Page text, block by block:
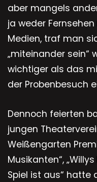
aber mangels
ja weder
Medien, traf man
„miteinander sein“
wichtiger als das
der Probenbesuch
Dennoch feierten
jungen
Weißengarten
Musikanten“,
Spiel ist aus“ hatte